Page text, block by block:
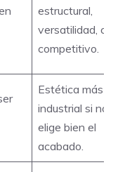
estructural,
versatilidad,
competitivo.
Estética más
industrial si no se
elige bien el
acabado.